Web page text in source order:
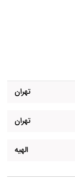
تهران
تهران
الهیه